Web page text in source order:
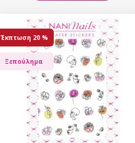
Έκπτωση 20 %
Ξεπούλημα